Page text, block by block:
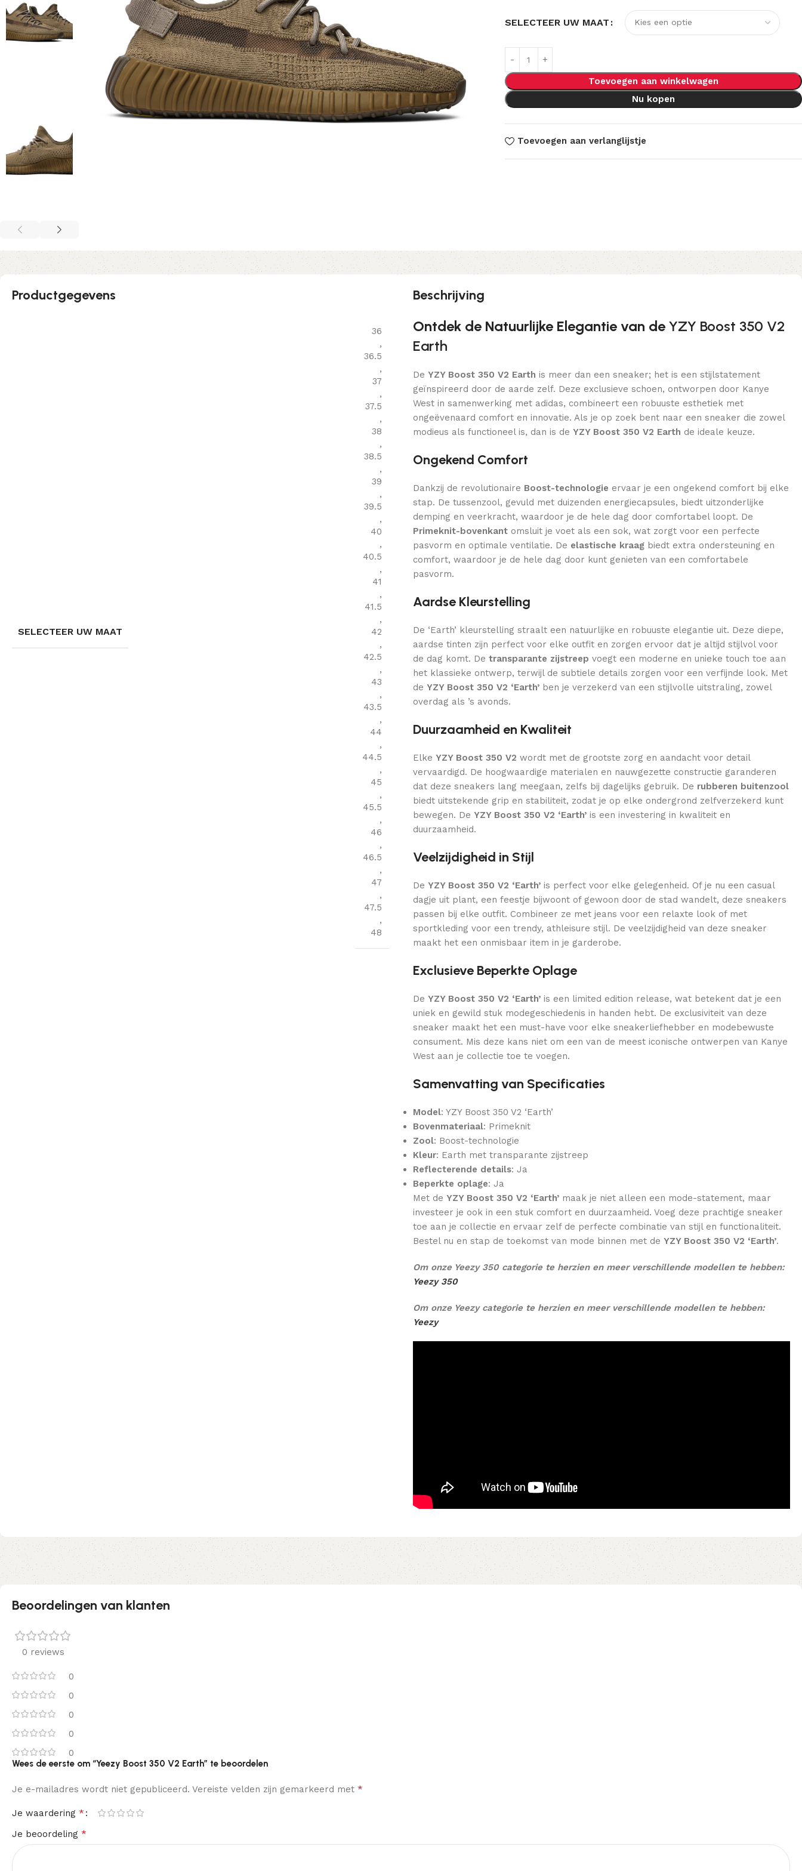
SELECTEER UW MAAT
Toevoegen aan winkelwagen
Nu kopen
Toevoegen aan verlanglijstje
Productgegevens
SELECTEER UW MAAT
36
,
36.5
,
37
,
37.5
,
38
,
38.5
,
39
,
39.5
,
40
,
40.5
,
41
,
41.5
,
42
,
42.5
,
43
,
43.5
,
44
,
44.5
,
45
,
45.5
,
46
,
46.5
,
47
,
47.5
,
48
Beschrijving
Ontdek de Natuurlijke Elegantie van de YZY Boost 350 V2
Earth
De YZY Boost 350 V2 Earth is meer dan een sneaker; het is een stijlstatement
geïnspireerd door de aarde zelf. Deze exclusieve schoen, ontworpen door Kanye
West in samenwerking met adidas, combineert een robuuste esthetiek met
ongeëvenaard comfort en innovatie. Als je op zoek bent naar een sneaker die zowel
modieus als functioneel is, dan is de YZY Boost 350 V2 Earth de ideale keuze.
Ongekend Comfort
Dankzij de revolutionaire Boost-technologie ervaar je een ongekend comfort bij elke
stap. De tussenzool, gevuld met duizenden energiecapsules, biedt uitzonderlijke
demping en veerkracht, waardoor je de hele dag door comfortabel loopt. De
Primeknit-bovenkant omsluit je voet als een sok, wat zorgt voor een perfecte
pasvorm en optimale ventilatie. De elastische kraag biedt extra ondersteuning en
comfort, waardoor je de hele dag door kunt genieten van een comfortabele
pasvorm.
Aardse Kleurstelling
De ‘Earth’ kleurstelling straalt een natuurlijke en robuuste elegantie uit. Deze diepe,
aardse tinten zijn perfect voor elke outfit en zorgen ervoor dat je altijd stijlvol voor
de dag komt. De transparante zijstreep voegt een moderne en unieke touch toe aan
het klassieke ontwerp, terwijl de subtiele details zorgen voor een verfijnde look. Met
de YZY Boost 350 V2 ‘Earth’ ben je verzekerd van een stijlvolle uitstraling, zowel
overdag als ’s avonds.
Duurzaamheid en Kwaliteit
Elke YZY Boost 350 V2 wordt met de grootste zorg en aandacht voor detail
vervaardigd. De hoogwaardige materialen en nauwgezette constructie garanderen
dat deze sneakers lang meegaan, zelfs bij dagelijks gebruik. De rubberen buitenzool
biedt uitstekende grip en stabiliteit, zodat je op elke ondergrond zelfverzekerd kunt
bewegen. De YZY Boost 350 V2 ‘Earth’ is een investering in kwaliteit en
duurzaamheid.
Veelzijdigheid in Stijl
De YZY Boost 350 V2 ‘Earth’ is perfect voor elke gelegenheid. Of je nu een casual
dagje uit plant, een feestje bijwoont of gewoon door de stad wandelt, deze sneakers
passen bij elke outfit. Combineer ze met jeans voor een relaxte look of met
sportkleding voor een trendy, athleisure stijl. De veelzijdigheid van deze sneaker
maakt het een onmisbaar item in je garderobe.
Exclusieve Beperkte Oplage
De YZY Boost 350 V2 ‘Earth’ is een limited edition release, wat betekent dat je een
uniek en gewild stuk modegeschiedenis in handen hebt. De exclusiviteit van deze
sneaker maakt het een must-have voor elke sneakerliefhebber en modebewuste
consument. Mis deze kans niet om een van de meest iconische ontwerpen van Kanye
West aan je collectie toe te voegen.
Samenvatting van Specificaties
Model: YZY Boost 350 V2 ‘Earth’
Bovenmateriaal: Primeknit
Zool: Boost-technologie
Kleur: Earth met transparante zijstreep
Reflecterende details: Ja
Beperkte oplage: Ja
Met de YZY Boost 350 V2 ‘Earth’ maak je niet alleen een mode-statement, maar
investeer je ook in een stuk comfort en duurzaamheid. Voeg deze prachtige sneaker
toe aan je collectie en ervaar zelf de perfecte combinatie van stijl en functionaliteit.
Bestel nu en stap de toekomst van mode binnen met de YZY Boost 350 V2 ‘Earth’.
Om onze Yeezy 350 categorie te herzien en meer verschillende modellen te hebben:
Yeezy 350
Om onze Yeezy categorie te herzien en meer verschillende modellen te hebben:
Yeezy
Beoordelingen van klanten
0 reviews
0
0
0
0
0
Wees de eerste om “Yeezy Boost 350 V2 Earth” te beoordelen
Je e-mailadres wordt niet gepubliceerd. Vereiste velden zijn gemarkeerd met *
Je waardering *
Je beoordeling *